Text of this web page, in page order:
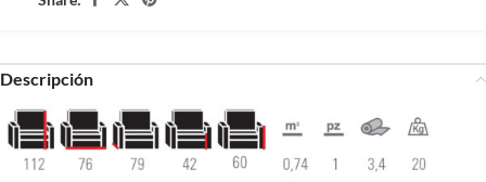
Descripción